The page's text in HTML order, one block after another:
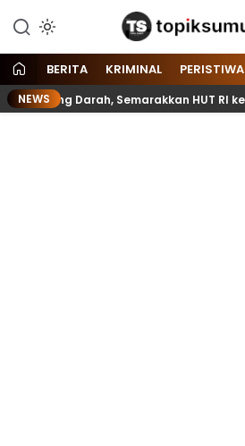
Topik Sumut
Memberitakan Seputar
dan Nasional
BERITA KRIMINAL PERISTIWA
NEWS
Darah, Semarakkan HUT RI ke-81